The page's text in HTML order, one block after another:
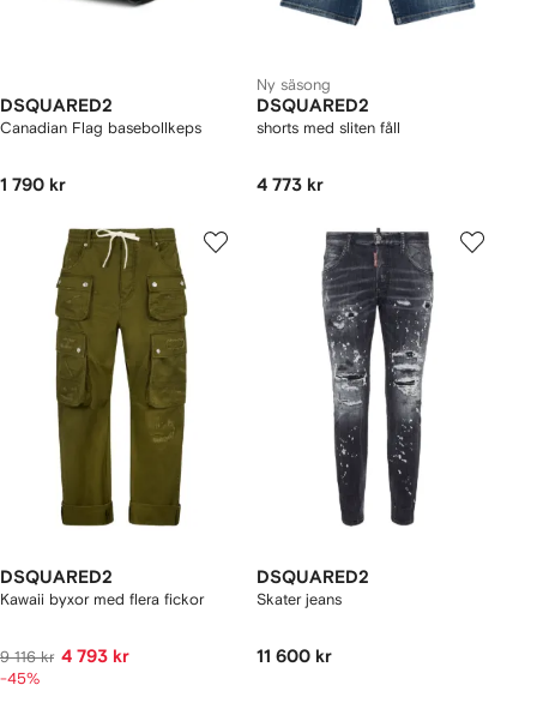
DSQUARED2
Canadian Flag basebollkeps
1 790 kr
Ny säsong
DSQUARED2
shorts med sliten fåll
4 773 kr
DSQUARED2
Kawaii byxor med flera fickor
9 116 kr 4 793 kr
-45%
DSQUARED2
Skater jeans
11 600 kr